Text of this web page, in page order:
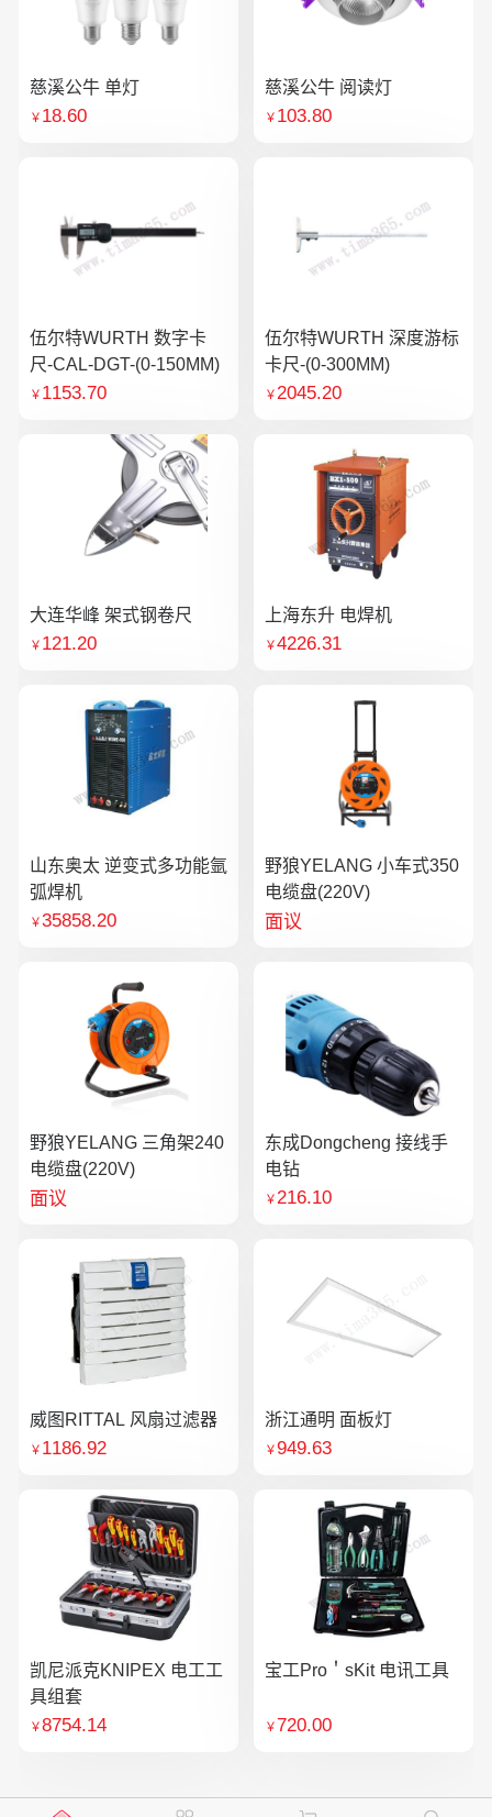
慈溪公牛 单灯
￥ 18.60
慈溪公牛 阅读灯
￥ 103.80
伍尔特WURTH 数字卡
尺-CAL-DGT-(0-150MM)
￥ 1153.70
伍尔特WURTH 深度游标
卡尺-(0-300MM)
￥2045.20
大连华峰 架式钢卷尺
￥ 121.20
上海东升 电焊机
￥4226.31
山东奥太 逆变式多功能氩
弧焊机
￥35858.20
野狼YELANG 小车式350
电缆盘(220V)
面议
野狼YELANG 三角架240
电缆盘(220V)
面议
东成Dongcheng 接线手
电钻
￥216.10
威图RITTAL 风扇过滤器
￥ 1186.92
浙江通明 面板灯
￥949.63
凯尼派克KNIPEX 电工工
具组套
￥8754.14
宝工Pro＇sKit 电讯工具
￥720.00